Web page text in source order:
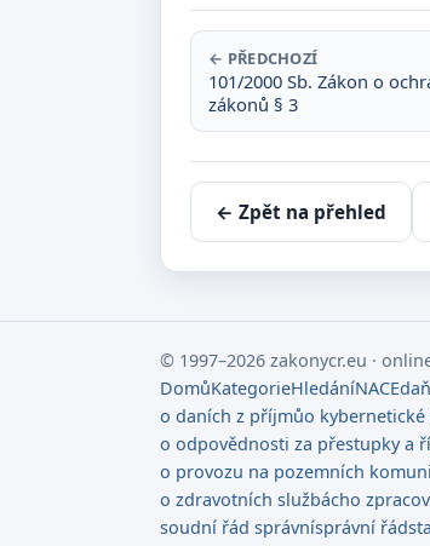
← PŘEDCHOZÍ
101/2000 Sb. Zákon o
zákonů § 3
← Zpět na přehled
© 1997–2026 zakonycr.eu ·
DomůKategorieHledáníNACE
o daních z příjmůo kybernetické
o odpovědnosti za přestupky a
o provozu na pozemních
o zdravotních službácho
soudní řád správnísprávní řád